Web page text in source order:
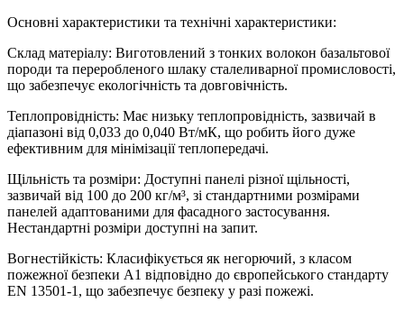
Основні характеристики та технічні характеристики:
Склад матеріалу: Виготовлений з тонких волокон базальтової
породи та переробленого шлаку сталеливарної промисловості,
що забезпечує екологічність та довговічність.
Теплопровідність: Має низьку теплопровідність, зазвичай в
діапазоні від 0,033 до 0,040 Вт/мК, що робить його дуже
ефективним для мінімізації теплопередачі.
Щільність та розміри: Доступні панелі різної щільності,
зазвичай від 100 до 200 кг/м³, зі стандартними розмірами
панелей адаптованими для фасадного застосування.
Нестандартні розміри доступні на запит.
Вогнестійкість: Класифікується як негорючий, з класом
пожежної безпеки А1 відповідно до європейського стандарту
EN 13501-1, що забезпечує безпеку у разі пожежі.